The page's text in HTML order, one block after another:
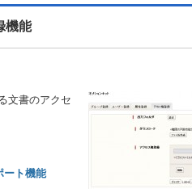
機能
文書のアクセ
ート機能